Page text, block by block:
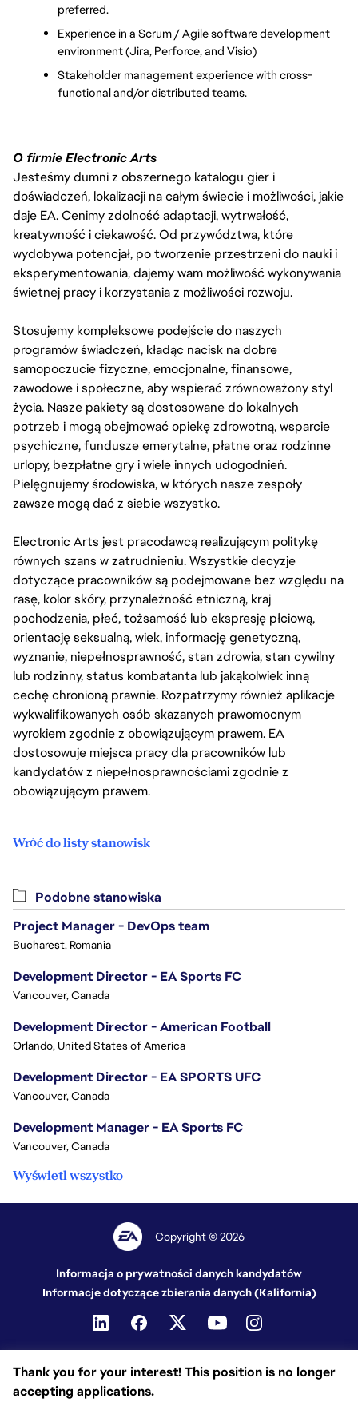
preferred.
Experience in a Scrum / Agile software development
environment (Jira, Perforce, and Visio)
Stakeholder management experience with cross-
functional and/or distributed teams.
O firmie Electronic Arts
Jesteśmy dumni z obszernego katalogu gier i
doświadczeń, lokalizacji na całym świecie i możliwości, jakie
daje EA. Cenimy zdolność adaptacji, wytrwałość,
kreatywność i ciekawość. Od przywództwa, które
wydobywa potencjał, po tworzenie przestrzeni do nauki i
eksperymentowania, dajemy wam możliwość wykonywania
świetnej pracy i korzystania z możliwości rozwoju.
Stosujemy kompleksowe podejście do naszych
programów świadczeń, kładąc nacisk na dobre
samopoczucie fizyczne, emocjonalne, finansowe,
zawodowe i społeczne, aby wspierać zrównoważony styl
życia. Nasze pakiety są dostosowane do lokalnych
potrzeb i mogą obejmować opiekę zdrowotną, wsparcie
psychiczne, fundusze emerytalne, płatne oraz rodzinne
urlopy, bezpłatne gry i wiele innych udogodnień.
Pielęgnujemy środowiska, w których nasze zespoły
zawsze mogą dać z siebie wszystko.
Electronic Arts jest pracodawcą realizującym politykę
równych szans w zatrudnieniu. Wszystkie decyzje
dotyczące pracowników są podejmowane bez względu na
rasę, kolor skóry, przynależność etniczną, kraj
pochodzenia, płeć, tożsamość lub ekspresję płciową,
orientację seksualną, wiek, informację genetyczną,
wyznanie, niepełnosprawność, stan zdrowia, stan cywilny
lub rodzinny, status kombatanta lub jakąkolwiek inną
cechę chronioną prawnie. Rozpatrzymy również aplikacje
wykwalifikowanych osób skazanych prawomocnym
wyrokiem zgodnie z obowiązującym prawem. EA
dostosowuje miejsca pracy dla pracowników lub
kandydatów z niepełnosprawnościami zgodnie z
obowiązującym prawem.
Wróć do listy stanowisk
Thank you for your interest! This position is no longer
accepting applications.
Podobne stanowiska
Project Manager - DevOps team
Bucharest, Romania
Development Director - EA Sports FC
Vancouver, Canada
Development Director - American Football
Orlando, United States of America
Development Director - EA SPORTS UFC
Vancouver, Canada
Development Manager - EA Sports FC
Vancouver, Canada
Wyświetl wszystko
Copyright © 2026
Informacja o prywatności danych kandydatów
Informacje dotyczące zbierania danych (Kalifornia)